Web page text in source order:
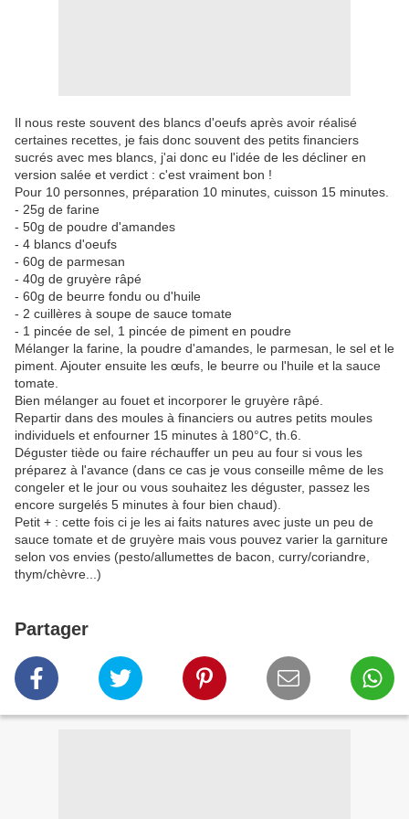
Il nous reste souvent des blancs d'oeufs après avoir réalisé
certaines recettes, je fais donc souvent des petits financiers
sucrés avec mes blancs, j'ai donc eu l'idée de les décliner en
version salée et verdict : c'est vraiment bon !
Pour 10 personnes, préparation 10 minutes, cuisson 15 minutes.
- 25g de farine
- 50g de poudre d'amandes
- 4 blancs d'oeufs
- 60g de parmesan
- 40g de gruyère râpé
- 60g de beurre fondu ou d'huile
- 2 cuillères à soupe de sauce tomate
- 1 pincée de sel, 1 pincée de piment en poudre
Mélanger la farine, la poudre d'amandes, le parmesan, le sel et le
piment. Ajouter ensuite les œufs, le beurre ou l'huile et la sauce
tomate.
Bien mélanger au fouet et incorporer le gruyère râpé.
Repartir dans des moules à financiers ou autres petits moules
individuels et enfourner 15 minutes à 180°C, th.6.
Déguster tiède ou faire réchauffer un peu au four si vous les
préparez à l'avance (dans ce cas je vous conseille même de les
congeler et le jour ou vous souhaitez les déguster, passez les
encore surgelés 5 minutes à four bien chaud).
Petit + : cette fois ci je les ai faits natures avec juste un peu de
sauce tomate et de gruyère mais vous pouvez varier la garniture
selon vos envies (pesto/allumettes de bacon, curry/coriandre,
thym/chèvre...)
Partager